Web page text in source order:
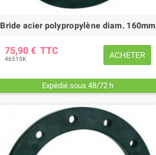
Bride acier polypropylène diam. 160mm
75,90 € TTC
46515K ACHETER
Expédié sous 48/72 h